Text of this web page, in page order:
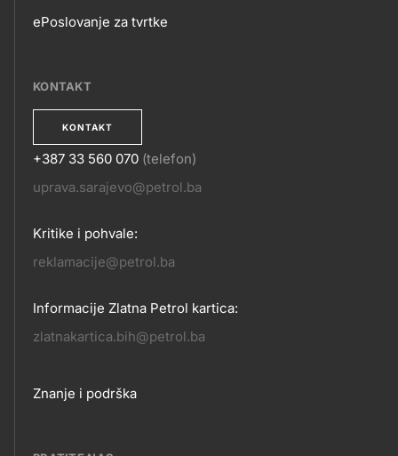
ePoslovanje za tvrtke
KONTAKT
KONTAKT
KONTAKT
+387 33 560 070 (telefon)
uprava.sarajevo@petrol.ba
Kritike i pohvale:
reklamacije@petrol.ba
Informacije Zlatna Petrol kartica:
zlatnakartica.bih@petrol.ba
Footer
Znanje i podrška